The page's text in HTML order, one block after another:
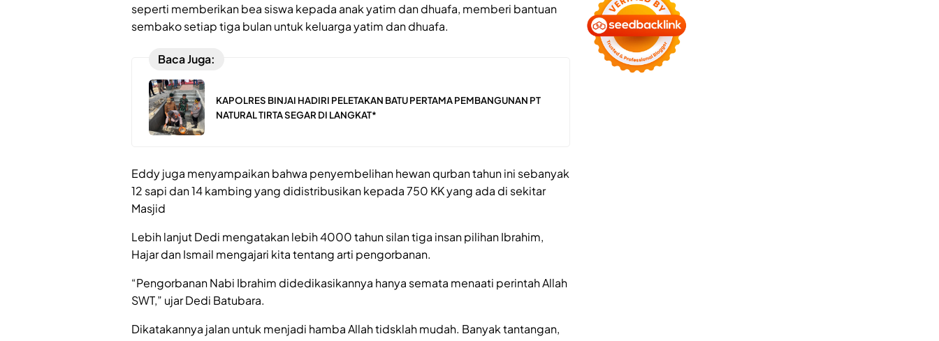
seperti memberikan bea siswa kepada anak yatim dan dhuafa, memberi bantuan
sembako setiap tiga bulan untuk keluarga yatim dan dhuafa.
Baca Juga:
KAPOLRES BINJAI HADIRI PELETAKAN BATU PERTAMA PEMBANGUNAN PT
NATURAL TIRTA SEGAR DI LANGKAT*
Eddy juga menyampaikan bahwa penyembelihan hewan qurban tahun ini sebanyak
12 sapi dan 14 kambing yang didistribusikan kepada 750 KK yang ada di sekitar
Masjid
Lebih lanjut Dedi mengatakan lebih 4000 tahun silan tiga insan pilihan Ibrahim,
Hajar dan Ismail mengajari kita tentang arti pengorbanan.
“Pengorbanan Nabi Ibrahim didedikasikannya hanya semata menaati perintah Allah
SWT,” ujar Dedi Batubara.
Dikatakannya jalan untuk menjadi hamba Allah tidsklah mudah. Banyak tantangan,